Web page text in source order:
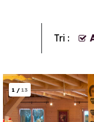
Tri :
1 / 13